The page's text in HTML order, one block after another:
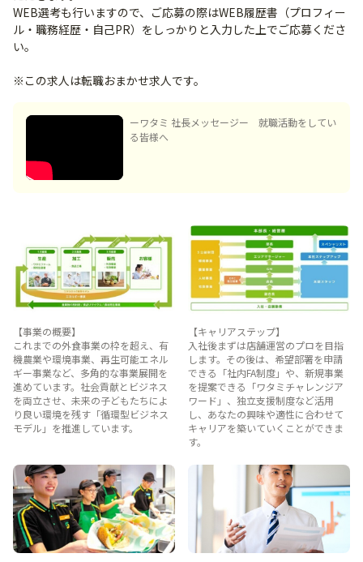
WEB選考も行いますので、ご応募の際はWEB履歴書（プロフィー
ル・職務経歴・自己PR）をしっかりと入力した上でご応募くださ
い。
※この求人は転職おまかせ求人です。
ーワタミ 社長メッセージー 就職活動をしてい
る皆様へ
【事業の概要】
これまでの外食事業の枠を超え、有
機農業や環境事業、再生可能エネル
ギー事業など、多角的な事業展開を
進めています。社会貢献とビジネス
を両立させ、未来の子どもたちによ
り良い環境を残す「循環型ビジネス
モデル」を推進しています。
【キャリアステップ】
入社後まずは店舗運営のプロを目指
します。その後は、希望部署を申請
できる「社内FA制度」や、新規事業
を提案できる「ワタミチャレンジア
ワード」、独立支援制度など活用
し、あなたの興味や適性に合わせて
キャリアを築いていくことができま
す。